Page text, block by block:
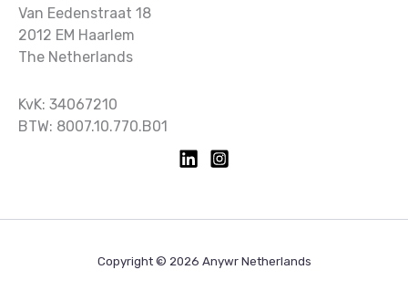
Van Eedenstraat 18
2012 EM Haarlem
The Netherlands
KvK: 34067210
BTW: 8007.10.770.B01
Copyright © 2026 Anywr Netherlands